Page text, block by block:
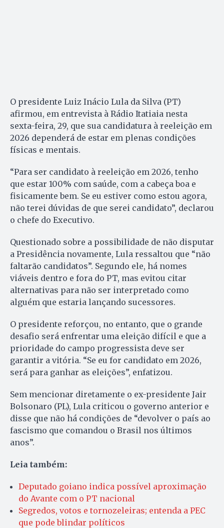
O presidente Luiz Inácio Lula da Silva (PT)
afirmou, em entrevista à Rádio Itatiaia nesta
sexta-feira, 29, que sua candidatura à reeleição em
2026 dependerá de estar em plenas condições
físicas e mentais.
“Para ser candidato à reeleição em 2026, tenho
que estar 100% com saúde, com a cabeça boa e
fisicamente bem. Se eu estiver como estou agora,
não terei dúvidas de que serei candidato”, declarou
o chefe do Executivo.
Questionado sobre a possibilidade de não disputar
a Presidência novamente, Lula ressaltou que “não
faltarão candidatos”. Segundo ele, há nomes
viáveis dentro e fora do PT, mas evitou citar
alternativas para não ser interpretado como
alguém que estaria lançando sucessores.
O presidente reforçou, no entanto, que o grande
desafio será enfrentar uma eleição difícil e que a
prioridade do campo progressista deve ser
garantir a vitória. “Se eu for candidato em 2026,
será para ganhar as eleições”, enfatizou.
Sem mencionar diretamente o ex-presidente Jair
Bolsonaro (PL), Lula criticou o governo anterior e
disse que não há condições de “devolver o país ao
fascismo que comandou o Brasil nos últimos
anos”.
Leia também:
Deputado goiano indica possível aproximação
do Avante com o PT nacional
Segredos, votos e tornozeleiras; entenda a PEC
que pode blindar políticos